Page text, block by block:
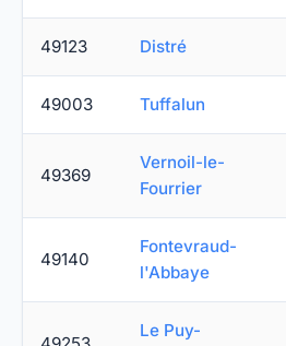
49123 Distré
49003 Tuffalun
49369
Vernoil-le-
Fourrier
49140
Fontevraud-
l'Abbaye
Le Puy-